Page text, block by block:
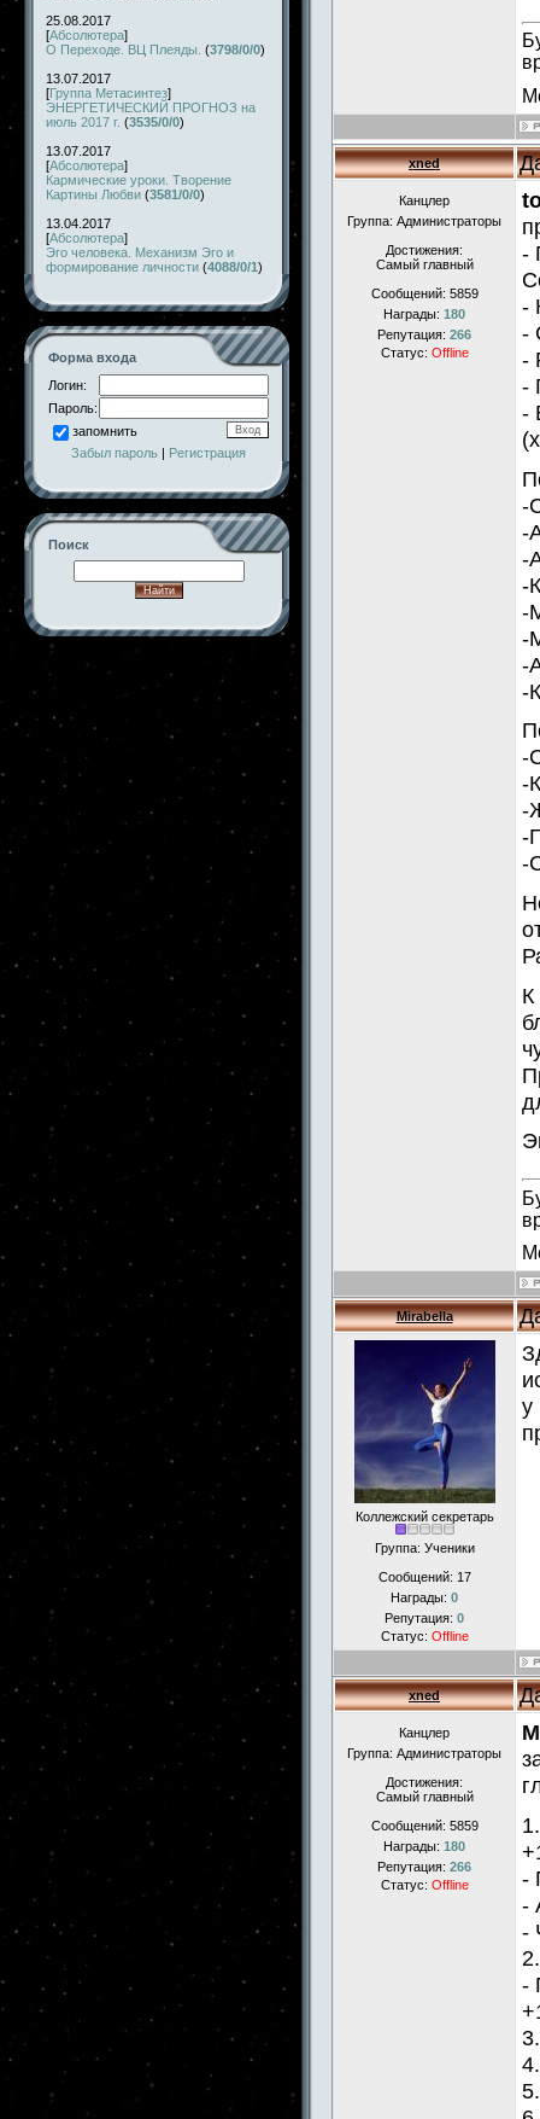
25.08.2017
[Абсолютера]
О Переходе. ВЦ Плеяды. (3798/0/0)
13.07.2017
[Группа Метасинтез]
ЭНЕРГЕТИЧЕСКИЙ ПРОГНОЗ на
июль 2017 г. (3535/0/0)
13.07.2017
[Абсолютера]
Кармические уроки. Творение
Картины Любви (3581/0/0)
13.04.2017
[Абсолютера]
Эго человека. Механизм Эго и
формирование личности (4088/0/1)
Форма входа
Логин:
Пароль:
запомнить
Забыл пароль | Регистрация
Поиск
xned
Канцлер
Группа: Администраторы
Достижения:
Самый главный
Сообщений: 5859
Награды: 180
Репутация: 266
Статус: Offline
-
-
-
-
-
-
-
-
-
-
-
-
-
-
-
-
-
-
-
К
Mirabella
Коллежский секретарь
Группа: Ученики
Сообщений: 17
Награды: 0
Репутация: 0
Статус: Offline
у
xned
Канцлер
Группа: Администраторы
Достижения:
Самый главный
Сообщений: 5859
Награды: 180
Репутация: 266
Статус: Offline
-
-
-
-